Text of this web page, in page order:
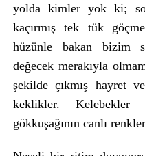
yolda kimler yok ki;
kaçırmış tek tük
hüzünle bakan bizim
değecek merakıyla
şekilde çıkmış hayret
keklikler.
gökkuşağının canlı